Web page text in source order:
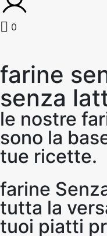
0
farine
senza
le nostre
sono la
tue ricette.
farine
tutta la
tuoi piatti